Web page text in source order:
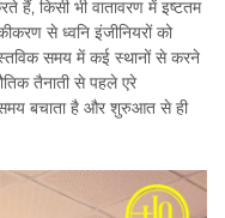
हैं, किसी भी वातावरण में इष्टतम
से ध्वनि इंजीनियरों को
समय में कई स्थानों से करने
तैनाती से पहले एरे
बचाता है और शुरुआत से ही